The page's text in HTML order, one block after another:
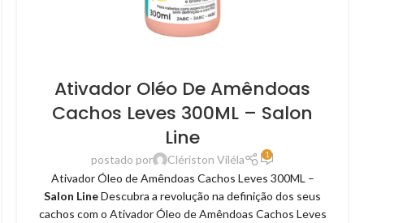
Ativador Oléo De Amêndoas
Cachos Leves 300ML – Salon
Line
postado por Clériston Viléla 1
Ativador Óleo de Amêndoas Cachos Leves 300ML –
Salon LineDescubra a revolução na definição dos seus
cachos com o Ativador Óleo de Amêndoas Cachos Leves